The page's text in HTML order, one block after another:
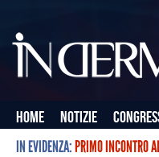
Home Notizie
IN EVIDENZA:PRIMO INCONTRO